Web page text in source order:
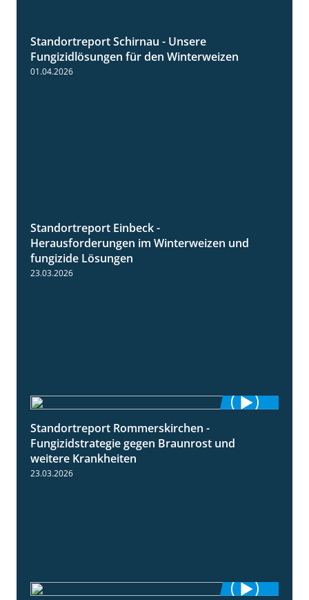
Standortreport Schirnau - Unsere
Fungizidlösungen für den Winterweizen
01.04.2026
7:08
Standortreport Einbeck -
Herausforderungen im Winterweizen und
fungizide Lösungen
23.03.2026
Standortreport Rommerskirchen -
Fungizidstrategie gegen Braunrost und
weitere Krankheiten
23.03.2026